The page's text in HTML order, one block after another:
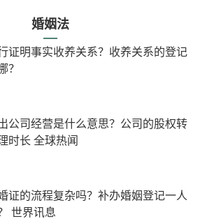
婚姻法
证明事实收养关系？收养关系的登记
？
公司经营是什么意思？公司的股权转
时长 全球热闻
证的流程复杂吗？补办婚姻登记一人
世界讯息